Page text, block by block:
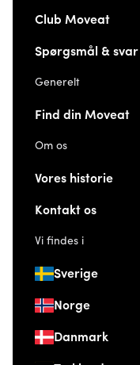
Club Moveat
Spørgsmål & svar
Generelt
Find din Moveat
Om os
Vores historie
Kontakt os
Vi findes i
Sverige
Norge
Danmark